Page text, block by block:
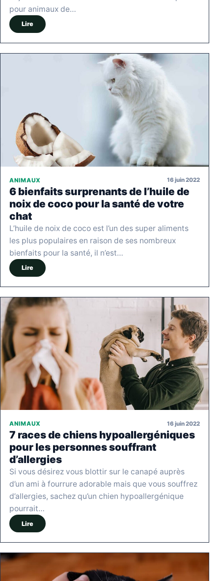
pour animaux de…
Lire
ANIMAUX 16 juin 2022
6 bienfaits surprenants de l’huile de
noix de coco pour la santé de votre
chat
L’huile de noix de coco est l’un des super aliments
les plus populaires en raison de ses nombreux
bienfaits pour la santé, il n’est…
Lire
ANIMAUX 16 juin 2022
7 races de chiens hypoallergéniques
pour les personnes souffrant
d’allergies
Si vous désirez vous blottir sur le canapé auprès
d’un ami à fourrure adorable mais que vous souffrez
d’allergies, sachez qu’un chien hypoallergénique
pourrait…
Lire